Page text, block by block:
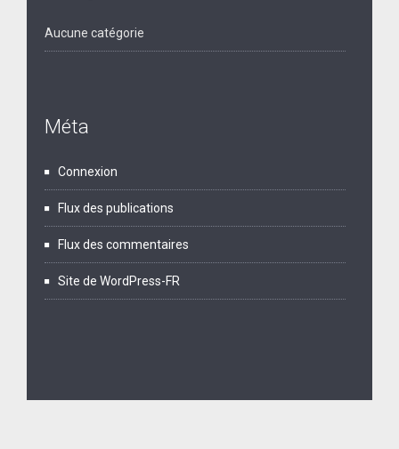
Aucune catégorie
Méta
Connexion
Flux des publications
Flux des commentaires
Site de WordPress-FR